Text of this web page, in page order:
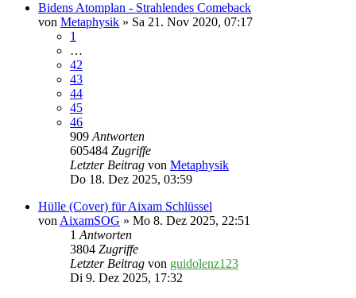
Bidens Atomplan - Strahlendes Comeback
von Metaphysik » Sa 21. Nov 2020, 07:17
1
…
42
43
44
45
46
909Antworten
605484 Zugriffe
Letzter Beitrag von Metaphysik
Do 18. Dez 2025, 03:59
Hülle (Cover) für Aixam Schlüssel
vonAixamSOG » Mo 8. Dez 2025, 22:51
1Antworten
3804 Zugriffe
Letzter Beitrag von guidolenz123
Di 9. Dez 2025, 17:32